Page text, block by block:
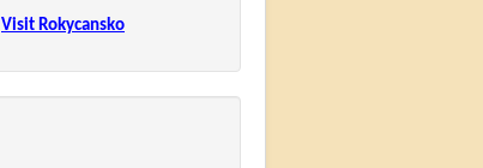
Visit Rokycansko